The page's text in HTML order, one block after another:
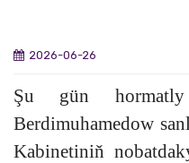
2026-06-26
Şu gün hormatly
Berdimuhamedow
Kabinetiniň